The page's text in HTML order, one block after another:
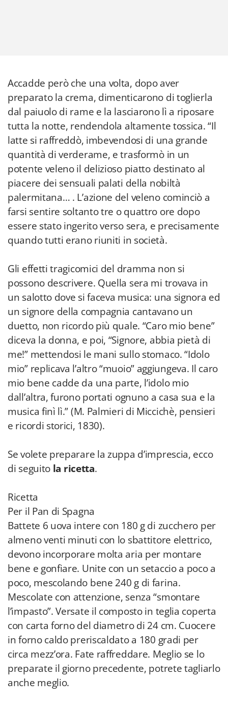
Accadde però che una volta, dopo aver
preparato la crema, dimenticarono di toglierla
dal paiuolo di rame e la lasciarono lì a riposare
tutta la notte, rendendola altamente tossica. “Il
latte si raffreddò, imbevendosi di una grande
quantità di verderame, e trasformò in un
potente veleno il delizioso piatto destinato al
piacere dei sensuali palati della nobiltà
palermitana… . L’azione del veleno cominciò a
farsi sentire soltanto tre o quattro ore dopo
essere stato ingerito verso sera, e precisamente
quando tutti erano riuniti in società.
Gli effetti tragicomici del dramma non si
possono descrivere. Quella sera mi trovava in
un salotto dove si faceva musica: una signora ed
un signore della compagnia cantavano un
duetto, non ricordo più quale. “Caro mio bene”
diceva la donna, e poi, “Signore, abbia pietà di
me!” mettendosi le mani sullo stomaco. “Idolo
mio” replicava l’altro “muoio” aggiungeva. Il caro
mio bene cadde da una parte, l’idolo mio
dall’altra, furono portati ognuno a casa sua e la
musica finì lì.” (M. Palmieri di Miccichè, pensieri
e ricordi storici, 1830).
Se volete preparare la zuppa d’imprescia, ecco
di seguito la ricetta.
Ricetta
Per il Pan di Spagna
Battete 6 uova intere con 180 g di zucchero per
almeno venti minuti con lo sbattitore elettrico,
devono incorporare molta aria per montare
bene e gonfiare. Unite con un setaccio a poco a
poco, mescolando bene 240 g di farina.
Mescolate con attenzione, senza “smontare
l’impasto”. Versate il composto in teglia coperta
con carta forno del diametro di 24 cm. Cuocere
in forno caldo preriscaldato a 180 gradi per
circa mezz’ora. Fate raffreddare. Meglio se lo
preparate il giorno precedente, potrete tagliarlo
anche meglio.